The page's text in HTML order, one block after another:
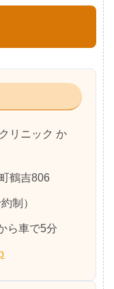
リニック か
鶴吉806
約制）
ら車で5分